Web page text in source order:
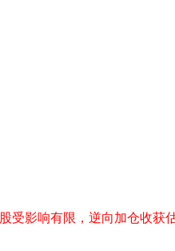
受影响有限，逆向加仓收获